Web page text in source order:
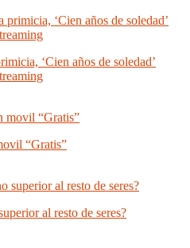
‘Cien años de soledad’
“Gratis”
al resto de seres?